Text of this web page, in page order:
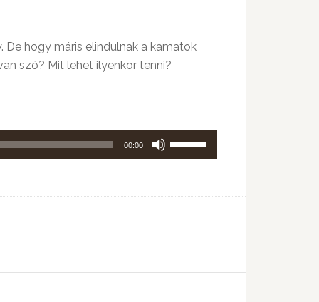
hogy máris elindulnak a kamatok
szó? Mit lehet ilyenkor tenni?
00:00
hangerő
illetőleg